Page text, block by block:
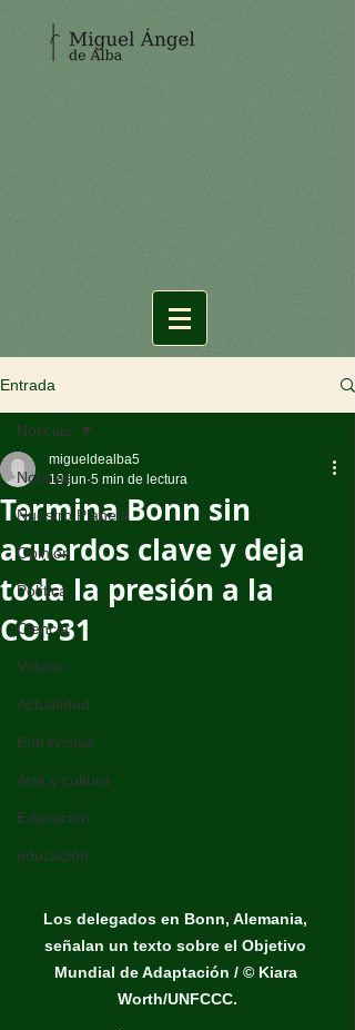
Entrada
Noticias
Nuestro Planeta
Opinión
Política
Ciencia
Videos
Actualidad
Entrevistas
Arte y cultura
Educación
educación
Noticias
Termina Bonn sin
acuerdos clave y deja
toda la presión a la
COP31
migueldealba5
19 jun 5 min de lectura
Los delegados en Bonn, Alemania,
señalan un texto sobre el Objetivo
Mundial de Adaptación / © Kiara
Worth/UNFCCC.